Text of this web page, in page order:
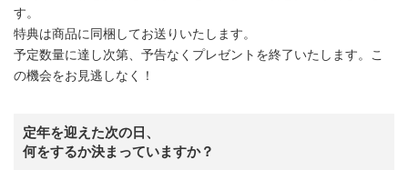
す。
特典は商品に同梱してお送りいたします。
予定数量に達し次第、予告なくプレゼントを終了いたします。こ
の機会をお見逃しなく！
定年を迎えた次の日、
何をするか決まっていますか？